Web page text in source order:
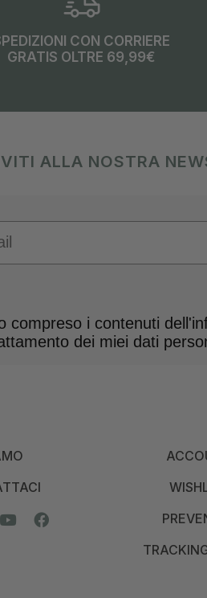
CON CORRIERE
GRATIS OLTRE 69,99€
ALLA NOSTRA
Policy
compreso i contenuti
dei miei dati